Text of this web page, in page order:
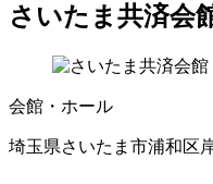
さいたま共済会
会館・ホール
埼玉県さいたま市浦和区